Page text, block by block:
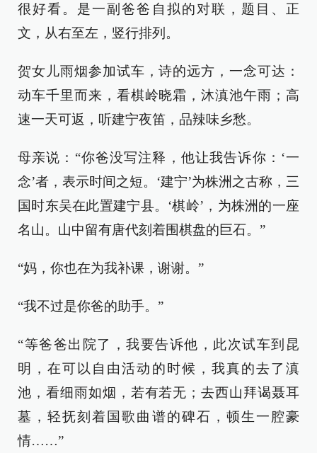
很好看。是一副爸爸自拟的对联，题目、正
文，从右至左，竖行排列。
贺女儿雨烟参加试车，诗的远方，一念可达：
动车千里而来，看棋岭晓霜，沐滇池午雨；高
速一天可返，听建宁夜笛，品辣味乡愁。
母亲说：“你爸没写注释，他让我告诉你：‘一
念’者，表示时间之短。‘建宁’为株洲之古称，三
国时东吴在此置建宁县。‘棋岭’，为株洲的一座
名山。山中留有唐代刻着围棋盘的巨石。”
“妈，你也在为我补课，谢谢。”
“我不过是你爸的助手。”
“等爸爸出院了，我要告诉他，此次试车到昆
明，在可以自由活动的时候，我真的去了滇
池，看细雨如烟，若有若无；去西山拜谒聂耳
墓，轻抚刻着国歌曲谱的碑石，顿生一腔豪
情……”